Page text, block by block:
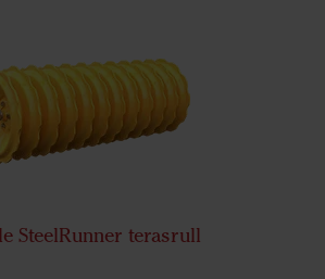
SteelRunner terasrull